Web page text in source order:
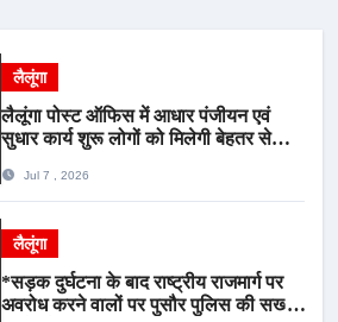
लैलूंगा
लैलूंगा पोस्ट ऑफिस में आधार पंजीयन एवं
सुधार कार्य शुरू लोगों को मिलेगी बेहतर सेवा,
Jul 7 , 2026
लैलूंगा
*सड़क दुर्घटना के बाद राष्ट्रीय राजमार्ग पर
अवरोध करने वालों पर पुसौर पुलिस की सख्त